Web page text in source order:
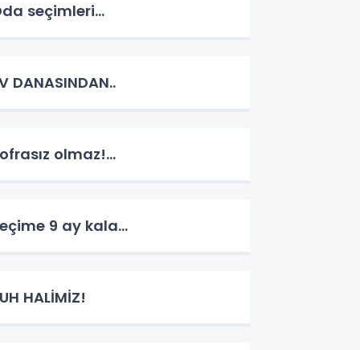
seçimleri...
DANASINDAN..
olmaz!...
9 ay kala...
HALİMİZ!